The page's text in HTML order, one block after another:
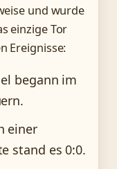
und wurde
einzige Tor
Ereignisse:
begann im
einer
stand es 0:0.